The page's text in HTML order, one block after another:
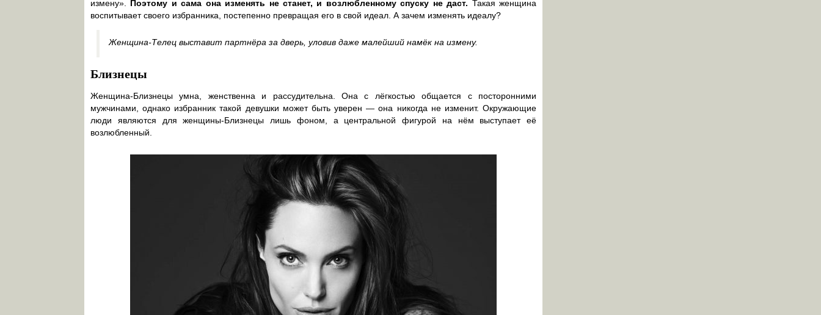
измену». Поэтому и сама она изменять не станет, и возлюбленному спуску не даст. Такая женщина
воспитывает своего избранника, постепенно превращая его в свой идеал. А зачем изменять идеалу?
Женщина-Телец выставит партнёра за дверь, уловив даже малейший намёк на измену.
Близнецы
Женщина-Близнецы умна, женственна и рассудительна. Она с лёгкостью общается с посторонними
мужчинами, однако избранник такой девушки может быть уверен — она никогда не изменит. Окружающие
люди являются для женщины-Близнецы лишь фоном, а центральной фигурой на нём выступает её
возлюбленный.